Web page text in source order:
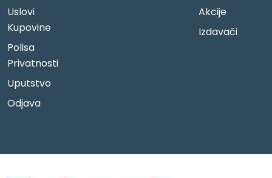
Uslovi
Kupovine
Polisa
Privatnosti
Uputstvo
Odjava
Akcije
Izdavači